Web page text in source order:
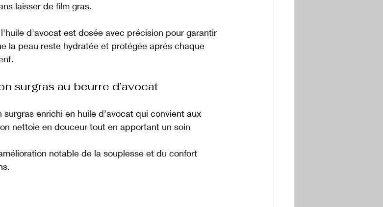
laisser de film gras.
d'avocat est dosée avec précision pour garantir
la peau reste hydratée et protégée après chaque
surgras au beurre d’avocat
enrichi en huile d’avocat qui convient aux
nettoie en douceur tout en apportant un soin
notable de la souplesse et du confort